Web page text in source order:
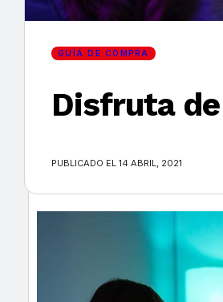
Encuentra tu
GUÍA DE COMPRA
Disfruta
PUBLICADO EL 14 ABRIL, 2021